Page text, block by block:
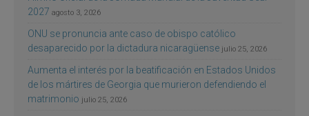
2027 agosto 3, 2026
ONU se pronuncia ante caso de obispo católico
desaparecido por la dictadura nicaragüense julio 25, 2026
Aumenta el interés por la beatificación en Estados Unidos
de los mártires de Georgia que murieron defendiendo el
matrimonio julio 25, 2026